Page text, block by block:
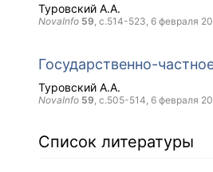
Туровский А.А.
NovaInfo 59, с.514-523, 6 февраля
Государственно-
Туровский А.А.
NovaInfo 59, с.505-514, 6 февраля
Список литературы